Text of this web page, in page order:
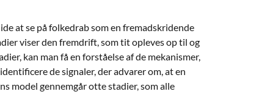
at se på folkedrab som en fremadskridende
viser den fremdrift, som tit opleves op til og
kan man få en forståelse af de mekanismer,
de signaler, der advarer om, at en
model gennemgår otte stadier, som alle